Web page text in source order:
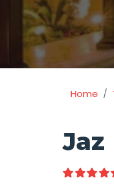
Home
Jaz